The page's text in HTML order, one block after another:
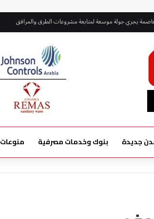
يجري جولة موسعة لمتابعة مشروعات الطرق والمرافق
جديدة بنوك وخدمات مصرفية منوعات